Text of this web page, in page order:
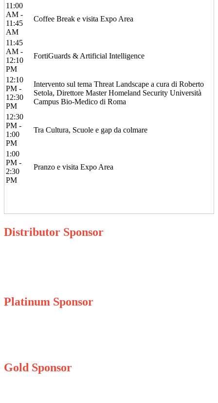
11:00
AM -
11:45
AM
Coffee Break e visita Expo Area
11:45
AM -
12:10
PM
FortiGuards & Artificial Intelligence
12:10
PM -
12:30
PM
Intervento sul tema Threat Landscape a cura di Roberto
Setola, Direttore Master Homeland Security Università
Campus Bio-Medico di Roma
12:30
PM -
1:00
PM
Tra Cultura, Scuole e gap da colmare
1:00
PM -
2:30
PM
Pranzo e visita Expo Area
Distributor Sponsor
Platinum Sponsor
Gold Sponsor